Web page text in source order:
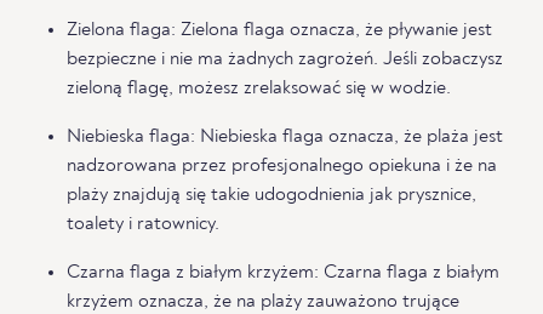
Zielona flaga: Zielona flaga oznacza, że pływanie jest
bezpieczne i nie ma żadnych zagrożeń. Jeśli zobaczysz
zieloną flagę, możesz zrelaksować się w wodzie.
Niebieska flaga: Niebieska flaga oznacza, że plaża jest
nadzorowana przez profesjonalnego opiekuna i że na
plaży znajdują się takie udogodnienia jak prysznice,
toalety i ratownicy.
Czarna flaga z białym krzyżem: Czarna flaga z białym
krzyżem oznacza, że na plaży zauważono trujące